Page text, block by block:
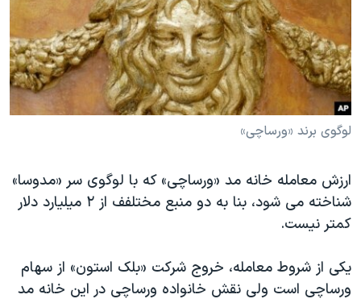
لوگوی برند «ورساچی»
ارزش معامله خانه مد «ورساچی» که با لوگوی سر «مدوسا»
شناخته می شود، بنا به دو منبع مختلفف از ۲ میلیارد دلار
کمتر نیست.
یکی از شروط معامله، خروج شرکت «بلک استون» از سهام
ورساچی است ولی نقش خانواده ورساچی در این خانه مد